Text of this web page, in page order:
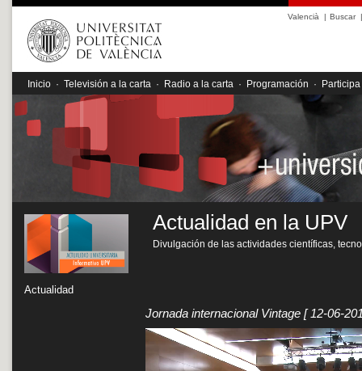
Valencià | Buscar|
Inicio · Televisión a la carta · Radio a la carta · Programación · Participa
Actualidad
Actualidad en la UPV
Divulgación de las actividades científicas,
Jornada internacional Vintage [ 12-06-